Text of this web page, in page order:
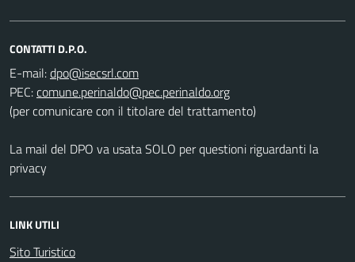
CONTATTI D.P.O.
E-mail:
PEC:
(per comunicare con il titolare del trattamento)
La mail del DPO va usata SOLO per questioni riguardanti la
privacy
LINK UTILI
Sito Turistico